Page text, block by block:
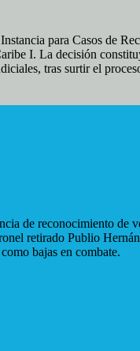
para Casos de
I. La decisión
tras surtir el
de reconocimiento
retirado Publio
bajas en combate.